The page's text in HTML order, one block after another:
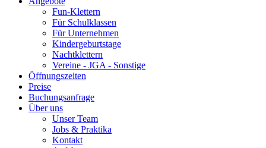
Fun-Klettern
Für Schulklassen
Für Unternehmen
Kindergeburtstage
Nachtklettern
Vereine - JGA - Sonstige
Öffnungszeiten
Preise
Buchungsanfrage
Über uns
Unser Team
Jobs & Praktika
Kontakt